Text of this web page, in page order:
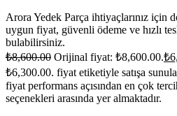
Arora Yedek Parça ihtiyaçlarınız için
uygun fiyat, güvenli ödeme ve hızlı
bulabilirsiniz.
₺8,600.00 Orijinal fiyat: ₺8,600.00.₺
₺6,300.00. fiyat etiketiyle satışa
fiyat performans açısından en çok
seçenekleri arasında yer almaktadır.